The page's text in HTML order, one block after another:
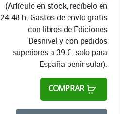
(Artículo en stock, recíbelo en
24-48 h. Gastos de envío gratis
con libros de Ediciones
Desnivel y con pedidos
superiores a 39 € -solo para
España peninsular).
COMPRAR